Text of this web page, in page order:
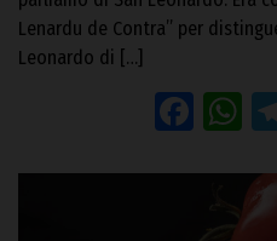
Lenardu de Contra” per
Leonardo di […]